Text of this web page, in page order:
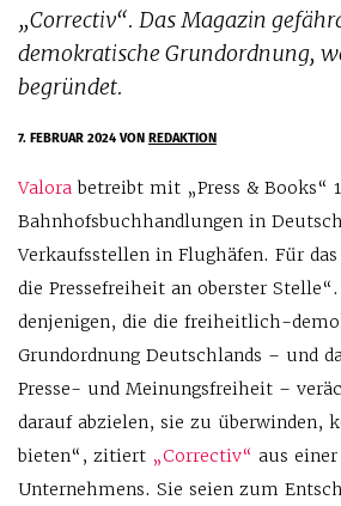
„Correctiv“. Das Magazin
demokratische Grundordnung,
begründet.
7. FEBRUAR 2024VONREDAKTION
Valora betreibt mit „Press & Books“
Bahnhofsbuchhandlungen in
Verkaufsstellen in Flughäfen. Für
die Pressefreiheit an oberster
denjenigen, die die freiheitlich-
Grundordnung Deutschlands – und
Presse- und Meinungsfreiheit –
darauf abzielen, sie zu überwinden,
bieten“, zitiert „Correctiv“ aus
Unternehmens. Sie seien zum